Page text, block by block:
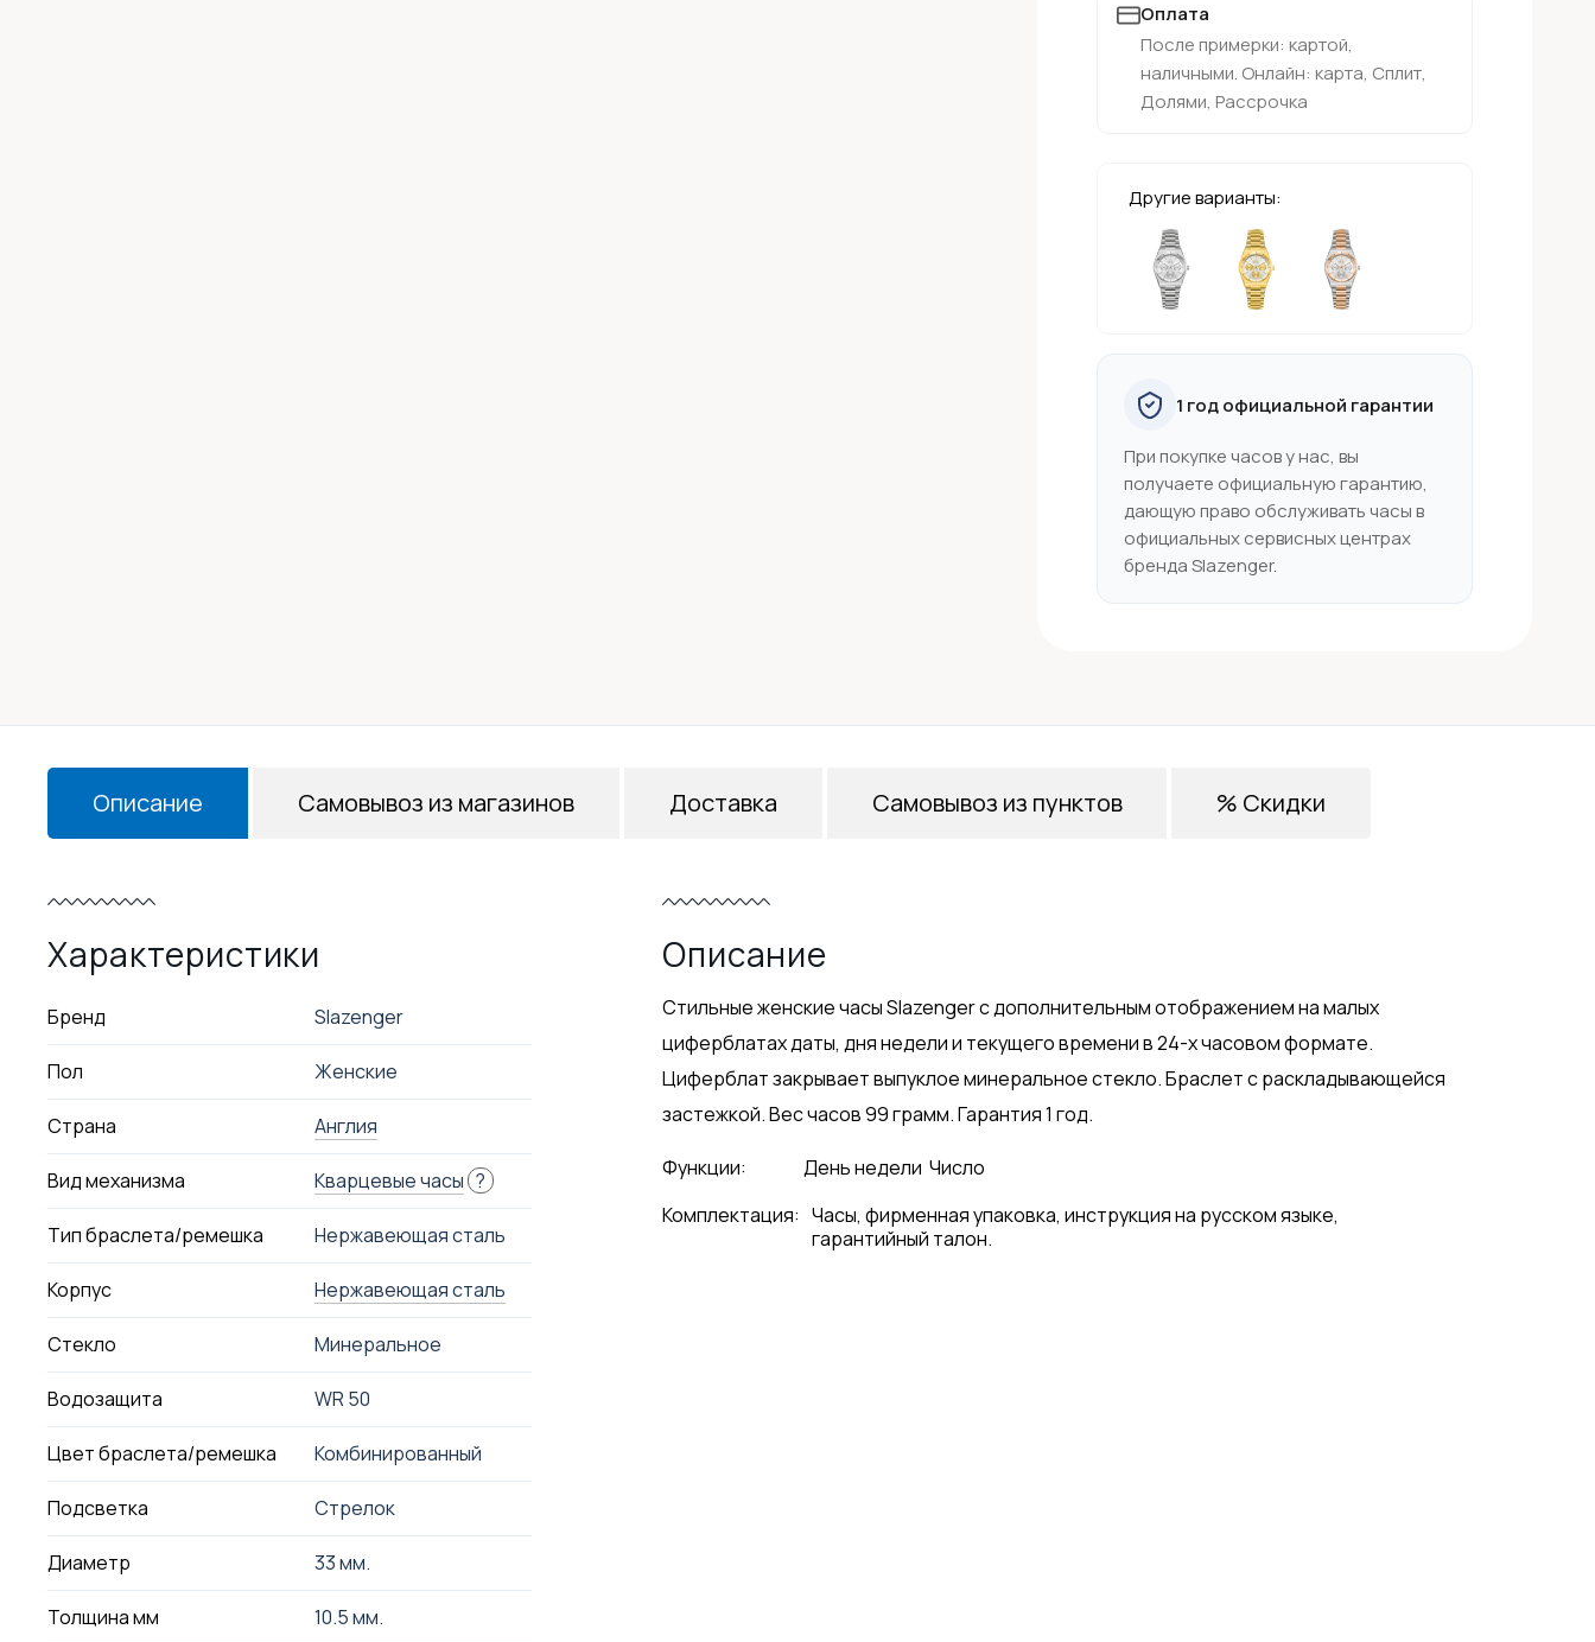
Оплата
После примерки: картой,
наличными. Онлайн: карта, Сплит,
Долями, Рассрочка
Другие варианты:
1 год официальной гарантии
При покупке часов у нас, вы
получаете официальную гарантию,
дающую право обслуживать часы в
официальных сервисных центрах
бренда Slazenger.
Описание
Характеристики
Бренд Slazenger
Пол Женские
Страна Англия
Вид механизма Кварцевые часы ?
Тип браслета/ремешка Нержавеющая сталь
Корпус Нержавеющая сталь
Стекло Минеральное
Водозащита WR 50
Цвет браслета/ремешка Комбинированный
Подсветка Стрелок
Диаметр 33 мм.
Толщина мм 10.5 мм.
Описание
Стильные женские часы Slazenger с дополнительным отображением на малых
циферблатах даты, дня недели и текущего времени в 24-х часовом формате.
Циферблат закрывает выпуклое минеральное стекло. Браслет с раскладывающейся
застежкой. Вес часов 99 грамм. Гарантия 1 год.
Функции: День недели Число
Комплектация: Часы, фирменная упаковка, инструкция на русском языке,
гарантийный талон.
Самовывоз из магазинов Доставка Самовывоз из пунктов % Скидки